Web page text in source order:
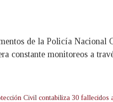
de la Policía Nacional
constante monitoreos a
Civil contabiliza 30 fallecidos